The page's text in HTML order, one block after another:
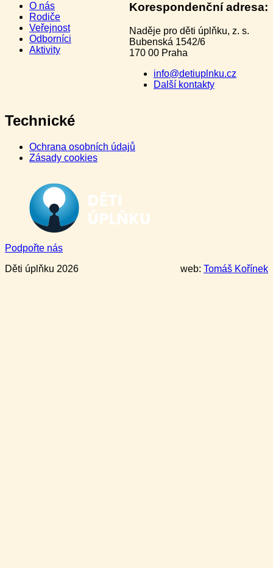
O nás
Rodiče
Veřejnost
Odborníci
Aktivity
Korespondenční adresa:
Naděje pro děti úplňku, z. s.
Bubenská 1542/6
170 00 Praha
info@detiuplnku.cz
Další kontakty
Technické
Ochrana osobních údajů
Zásady cookies
Podpořte nás
Děti úplňku 2026
web: Tomáš Kořínek